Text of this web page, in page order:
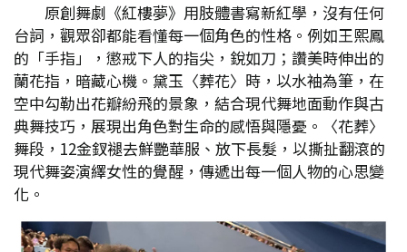
原創舞劇《紅樓夢》用肢體書寫新紅學，沒有任何
台詞，觀眾卻都能看懂每一個角色的性格。例如王熙鳳
的「手指」，懲戒下人的指尖，銳如刀；讚美時伸出的
蘭花指，暗藏心機。黛玉〈葬花〉時，以水袖為筆，在
空中勾勒出花瓣紛飛的景象，結合現代舞地面動作與古
典舞技巧，展現出角色對生命的感悟與隱憂。〈花葬〉
舞段，12金釵褪去鮮艷華服、放下長髮，以撕扯翻滾的
現代舞姿演繹女性的覺醒，傳遞出每一個人物的心思變
化。